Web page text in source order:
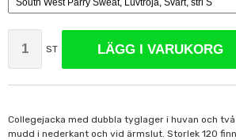
ST LÄGG I VARUKORG
Collegejacka med dubbla tyglager i huvan och
mudd i nederkant och vid ärmslut. Storlek 120